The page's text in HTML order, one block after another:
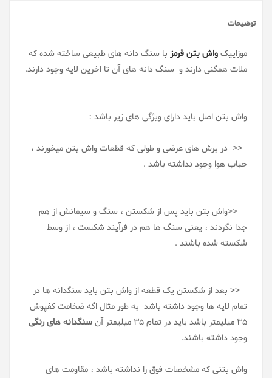
توضیحات
موزاییکواش بتن قرمز با سنگ دانه های طبیعی ساخته شده که
ملات همگنی دارند و سنگ دانه های آن تا اخرین لایه وجود دارند.
واش بتن اصل باید دارای ویژگی های زیر باشد :
<< در برش های عرضی و طولی که قطعات واش بتن میخورند ،
حباب هوا وجود نداشته باشد .
<<واش بتن باید پس از شکستن ، سنگ و سیمانش از هم
جدا نگردند ، یعنی سنگ ها هم در فرآیند شکست ، از وسط
شکسته شده باشند .
<< بعد از شکستن یک قطعه از واش بتن باید سنگدانه ها در
تمام لایه ها وجود داشته باشد به طور مثال اگه ضخامت کفپوش
35 میلیمتر باشد باید در تمام 35 میلیمتر آن
سنگدانه های رنگی
وجود داشته باشند.
واش بتنی که مشخصات فوق را نداشته باشد ، مقاومت های